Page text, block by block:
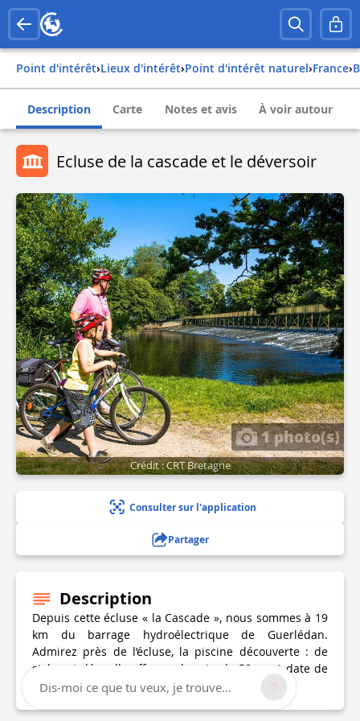
Point d'intérêt› Lieux d'intérêt› Point d'intérêt naturel› france›
Description Carte Notes et avis À voir autour
Ecluse de la cascade et le déversoir
1 photo(s)
Crédit : CRT Bretagne
Consulter sur l'application
Partager
Description
Depuis cette écluse « la Cascade », nous sommes à 19
km du barrage hydroélectrique de Guerlédan.
Admirez près de l’écluse, la piscine découverte : de
style art déo, elle offre un bassin de 50 m et date de
1938.
Dis-moi ce que tu veux, je trouve...